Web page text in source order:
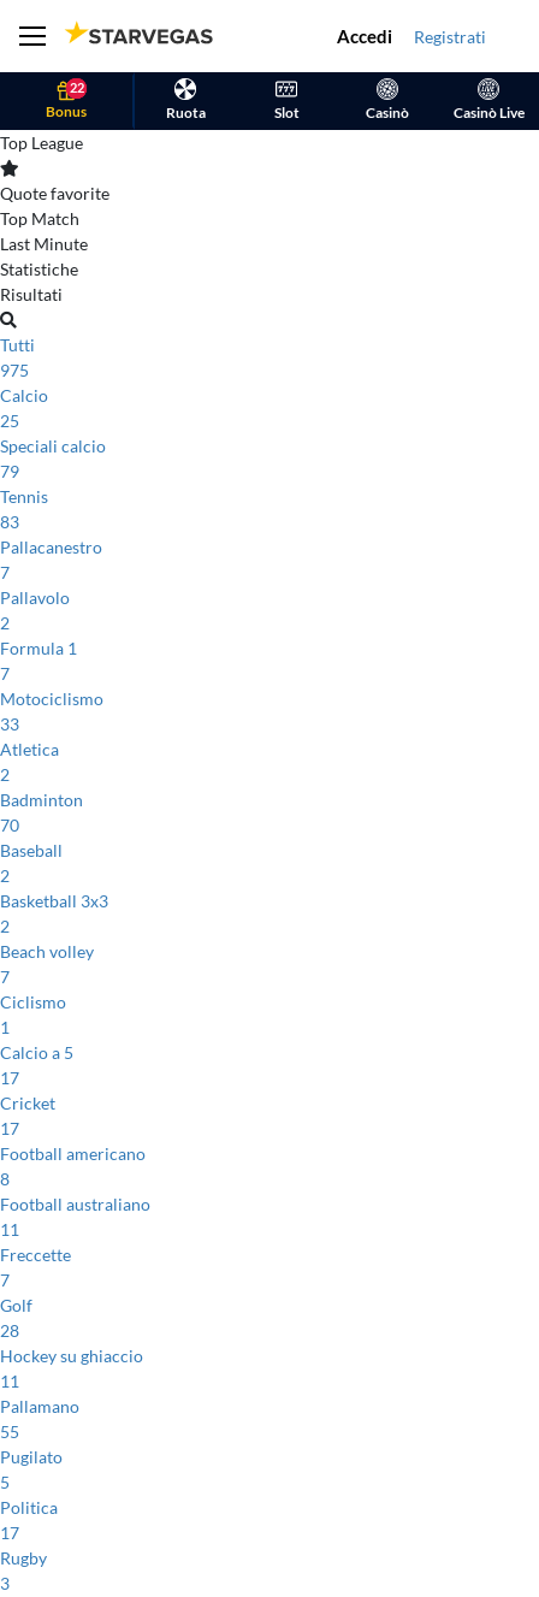
Accedi Registrati
22
Bonus Ruota Slot Casinò Casinò Live
Top League
Quote favorite
Top Match
Last Minute
Statistiche
Risultati
Tutti
975
Calcio
25
Speciali calcio
79
Tennis
83
Pallacanestro
7
Pallavolo
2
Formula 1
7
Motociclismo
33
Atletica
2
Badminton
70
Baseball
2
Basketball 3x3
2
Beach volley
7
Ciclismo
1
Calcio a 5
17
Cricket
17
Football americano
8
Football australiano
11
Freccette
7
Golf
28
Hockey su ghiaccio
11
Pallamano
55
Pugilato
5
Politica
17
Rugby
3